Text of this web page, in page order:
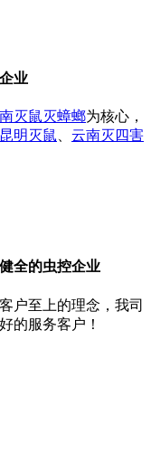
业
灭鼠灭蟑螂为核心，
昆明灭鼠
云南灭四害
全的虫控企业
户至上的理念，我司
的服务客户！